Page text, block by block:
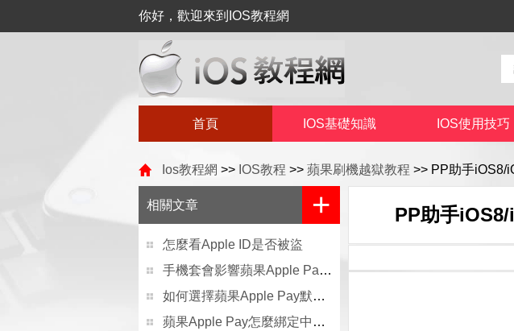
你好，歡迎來到IOS教程網
首頁 IOS基礎知識 IOS使用技巧
Ios教程網 >> IOS教程 >> 蘋果刷機越獄教程 >> PP助手iOS8/
PP助手
相關文章 +
怎麼看Apple ID是否被盜
手機套會影響蘋果Apple Pay付款嗎
如何選擇蘋果Apple Pay默認的付款卡？
蘋果Apple Pay怎麼綁定中國銀聯信用/儲蓄卡?